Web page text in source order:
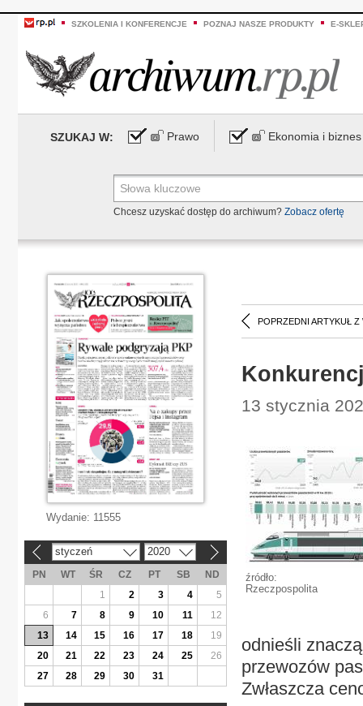
SZKOLENIA I KONFERENCJE POZNAJ NASZE PRODUKTY E-
SZUKAJ W: Prawo Ekonomia i biznes
Chcesz uzyskać dostęp do archiwum? Zobacz ofertę
POPRZEDNI ARTYKUŁ Z
13 stycznia
źródło:
Rzeczpospolita
odnieśli
przewozów
Zwłaszcza
Wydanie: 11555
styczeń 2020
PN WT ŚR CZ PT SB
ND
1
2 3 4
5
6
7 8 9 10 11
12
13
14 15 16 17 18
19
20
21 22 23 24 25
26
27
28 29 30 31